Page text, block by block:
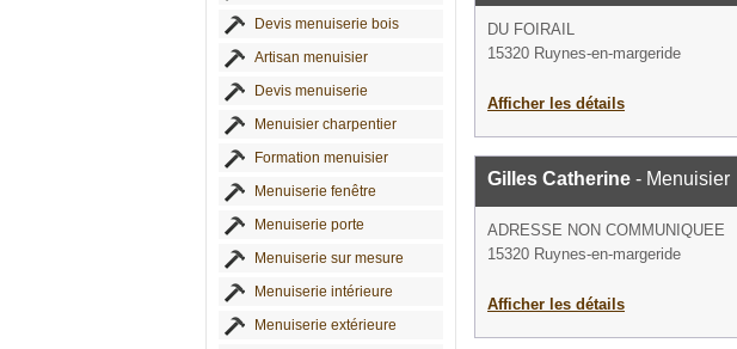
Devis menuiserie bois
Artisan menuisier
Devis menuiserie
Menuisier charpentier
Formation menuisier
Menuiserie fenêtre
Menuiserie porte
Menuiserie sur mesure
Menuiserie intérieure
Menuiserie extérieure
DU FOIRAIL
15320 Ruynes-en-margeride
Afficher les détails
Gilles Catherine - Menuisier
ADRESSE NON COMMUNIQUEE
15320 Ruynes-en-margeride
Afficher les détails